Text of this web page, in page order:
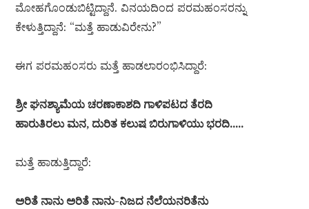
ಮೋಹಗೊಂಡುಬಿಟ್ಟಿದ್ದಾನೆ. ವಿನಯದಿಂದ ಪರಮಹಂಸರನ್ನು
ಕೇಳುತ್ತಿದ್ದಾನೆ: “ಮತ್ತೆ ಹಾಡುವಿರೇನು?”
ಈಗ ಪರಮಹಂಸರು ಮತ್ತೆ ಹಾಡಲಾರಂಭಿಸಿದ್ದಾರೆ:
ಶ್ರೀ ಘನಶ್ಯಾಮೆಯ ಚರಣಾಕಾಶದಿ ಗಾಳಿಪಟದ ತೆರದಿ
ಹಾರುತಿರಲು ಮನ, ದುರಿತ ಕಲುಷ ಬಿರುಗಾಳಿಯು ಭರದಿ…..
ಮತ್ತೆ ಹಾಡುತ್ತಿದ್ದಾರೆ:
ಅರಿತೆ ನಾನು ಅರಿತೆ ನಾನು-ನಿಜದ ನೆಲೆಯನರಿತೆನು